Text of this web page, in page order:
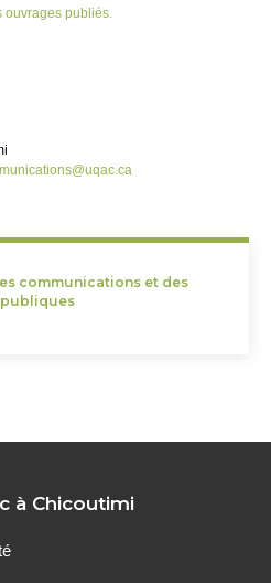
publiés.
communications et des
à Chicoutimi